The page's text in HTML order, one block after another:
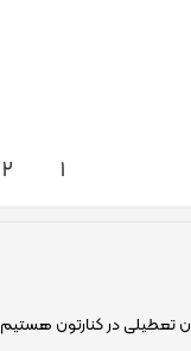
۱ ۲
تعطیلی در کنارتون هستیم